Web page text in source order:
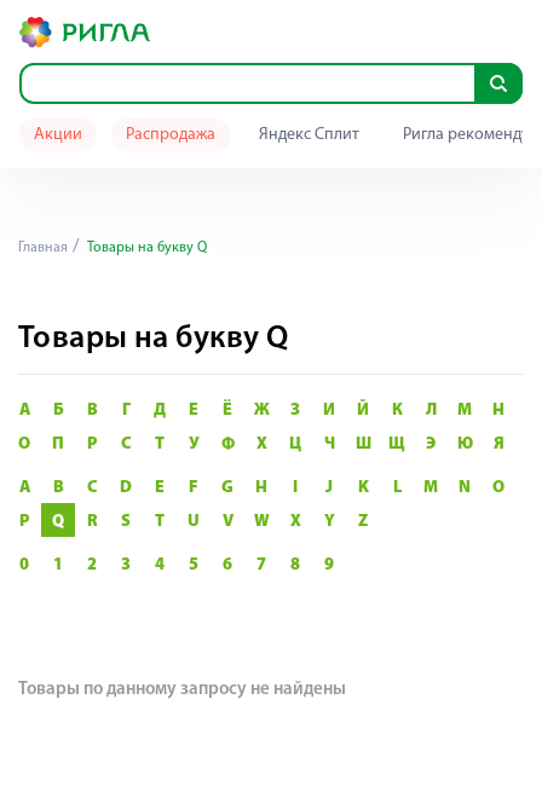
Акции Распродажа Яндекс Сплит Ригла
Главная Товары на букву Q
Товары на букву Q
А Б В Г Д Е Ё Ж З И Й К Л М
Н
О
П Р С Т У Ф Х Ц Ч Ш Щ Э Ю Я
A B C D E F G H I J K L M N
O
P
Q R S T U V W X Y Z
0 1 2 3 4 5 6 7 8 9
Товары по данному запросу не найдены